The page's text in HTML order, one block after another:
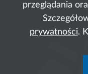
przeglądania
prywatności.